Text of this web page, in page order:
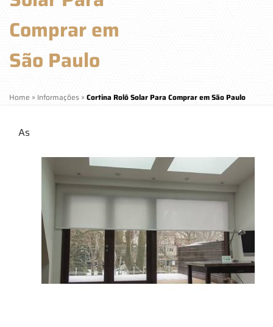
Comprar em
São Paulo
Home » Informações » Cortina Rolô Solar Para Comprar em São Paulo
As